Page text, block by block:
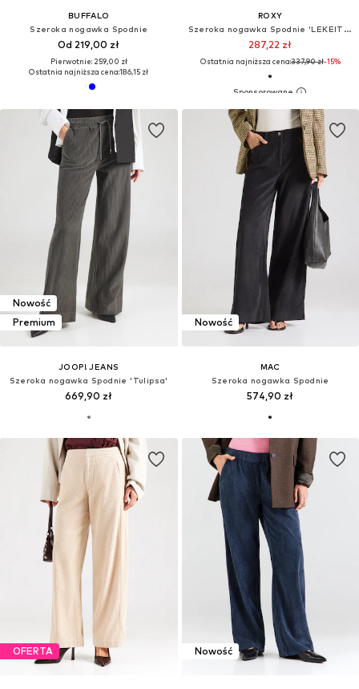
BUFFALO
Szeroka nogawka Spodnie
Od 219,00 zł
Pierwotnie: 259,00 zł
Ostatnia najniższa cena:186,15 zł
ROXY
Szeroka nogawka Spodnie 'LEKEITIO'
287,22 zł
Ostatnia najniższa cena:337,90 zł-15%
Nowość
Premium
JOOP! JEANS
Szeroka nogawka Spodnie 'Tulipsa'
669,90 zł
Nowość
MAC
Szeroka nogawka Spodnie
574,90 zł
OFERTA Nowość